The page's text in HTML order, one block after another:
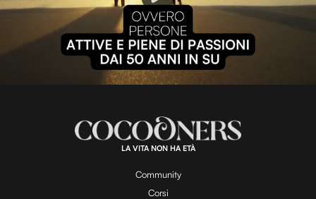
P
l
a
y
:
1
0
0
.
0
LA VITA NON HA ETÀ
Community
Corsi